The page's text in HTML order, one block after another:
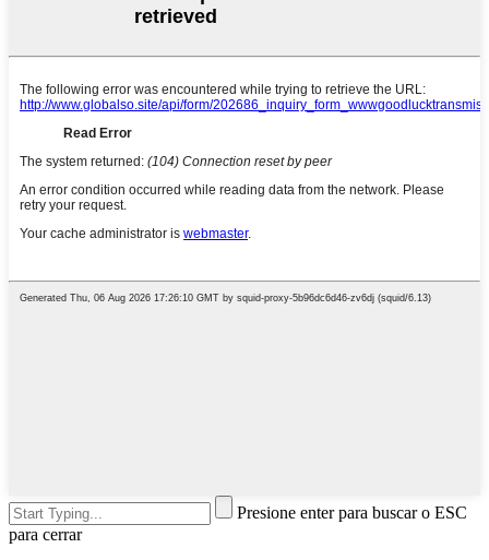
Presione enter para buscar o ESC
para cerrar